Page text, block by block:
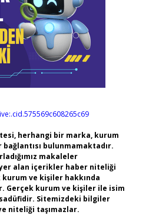
herhangi bir marka, kurum
bulunmamaktadır.
makaleler
alan içerikler haber niteliği
ve kişiler hakkında
Gerçek kurum ve kişiler ile isim
Sitemizdeki bilgiler
niteliği taşımazlar.